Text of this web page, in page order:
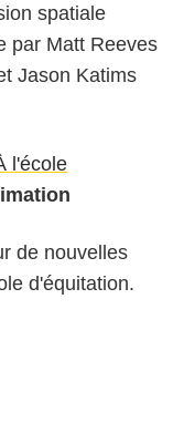
spatiale
par Matt Reeves
Jason Katims
l'école
de nouvelles
d'équitation.